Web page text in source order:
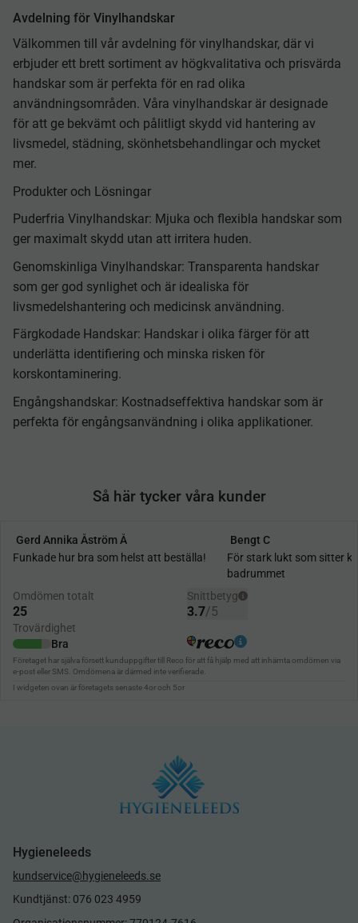
Avdelning för Vinylhandskar
Välkommen till vår avdelning för vinylhandskar, där vi
erbjuder ett brett sortiment av högkvalitativa och prisvärda
handskar som är perfekta för en rad olika
användningsområden. Våra vinylhandskar är designade
för att ge bekvämt och pålitligt skydd vid hantering av
livsmedel, städning, skönhetsbehandlingar och mycket
mer.
Produkter och Lösningar
Puderfria Vinylhandskar: Mjuka och flexibla handskar som
ger maximalt skydd utan att irritera huden.
Genomskinliga Vinylhandskar: Transparenta handskar
som ger god synlighet och är idealiska för
livsmedelshantering och medicinsk användning.
Färgkodade Handskar: Handskar i olika färger för att
underlätta identifiering och minska risken för
korskontaminering.
Engångshandskar: Kostnadseffektiva handskar som är
perfekta för engångsanvändning i olika applikationer.
Så här tycker våra kunder
Hygieneleeds
kundservice@hygieneleeds.se
Kundtjänst: 076 023 4959